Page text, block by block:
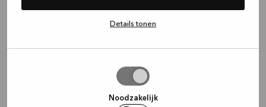
Details tonen
Noodzakelijk